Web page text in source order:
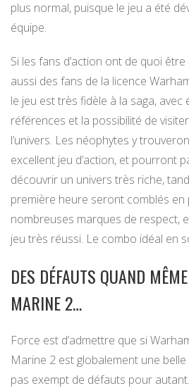
plus normal, puisque le jeu a été
équipe.
Si les fans d’action ont de quoi être
aussi des fans de la licence
le jeu est très fidèle à la saga, avec
références et la possibilité de
l’univers. Les néophytes y
excellent jeu d’action, et pourront
découvrir un univers très riche,
première heure seront comblés en
nombreuses marques de respect,
jeu très réussi. Le combo idéal en
DES DÉFAUTS QUAND
MARINE 2…
Force est d’admettre que si
Marine 2 est globalement une belle
pas exempt de défauts pour